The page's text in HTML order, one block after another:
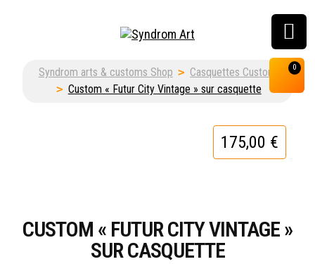
0
Customisation, graffiti
& street art shop
Syndrom arts & customs Shop > Casquettes Custom
> Custom « Futur City Vintage » sur casquette
CUSTOM « FUTUR CITY VINTAGE »
SUR CASQUETTE
175,00 €